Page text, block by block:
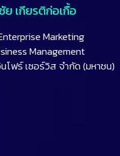
เกียรติก่อเกื้อ
Marketing
Management
โฟร์ เซอร์วิส จำกัด (มหาชน)